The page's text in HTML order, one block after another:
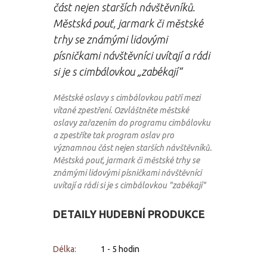
část nejen starších návštěvníků.
Městská pouť, jarmark či městské
trhy se známými lidovými
písničkami návštěvníci uvítají a rádi
si je s cimbálovkou „zabékají“
Městské oslavy s cimbálovkou patří mezi
vítané zpestření. Ozvláštněte městské
oslavy zařazením do programu cimbálovku
a zpestříte tak program oslav pro
významnou část nejen starších návštěvníků.
Městská pouť, jarmark či městské trhy se
známými lidovými písničkami návštěvníci
uvítají a rádi si je s cimbálovkou "zabékají"
DETAILY HUDEBNÍ PRODUKCE
Délka: 1 - 5 hodin